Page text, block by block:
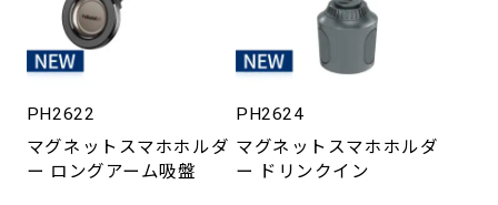
PH2622
マグネットスマホホルダ
ー ロングアーム吸盤
PH2624
マグネットスマホホルダ
ー ドリンクイン